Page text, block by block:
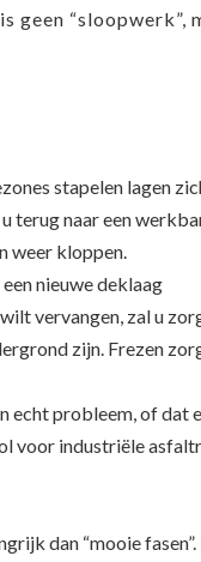
geen “sloopwerk”,
stapelen lagen
terug naar een
weer kloppen.
nieuwe deklaag
vervangen, zal u
zijn. Frezen
echt probleem, of
voor industriële
dan “mooie